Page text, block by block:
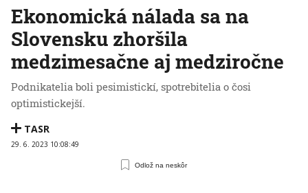
Ekonomická nálada sa na
Slovensku zhoršila
medzimesačne aj medziročne
Podnikatelia boli pesimistickí, spotrebitelia o čosi
optimistickejší.
TASR
29. 6. 2023 10:08:49
Odlož na neskôr